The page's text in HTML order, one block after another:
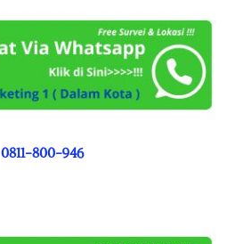
0811-800-946